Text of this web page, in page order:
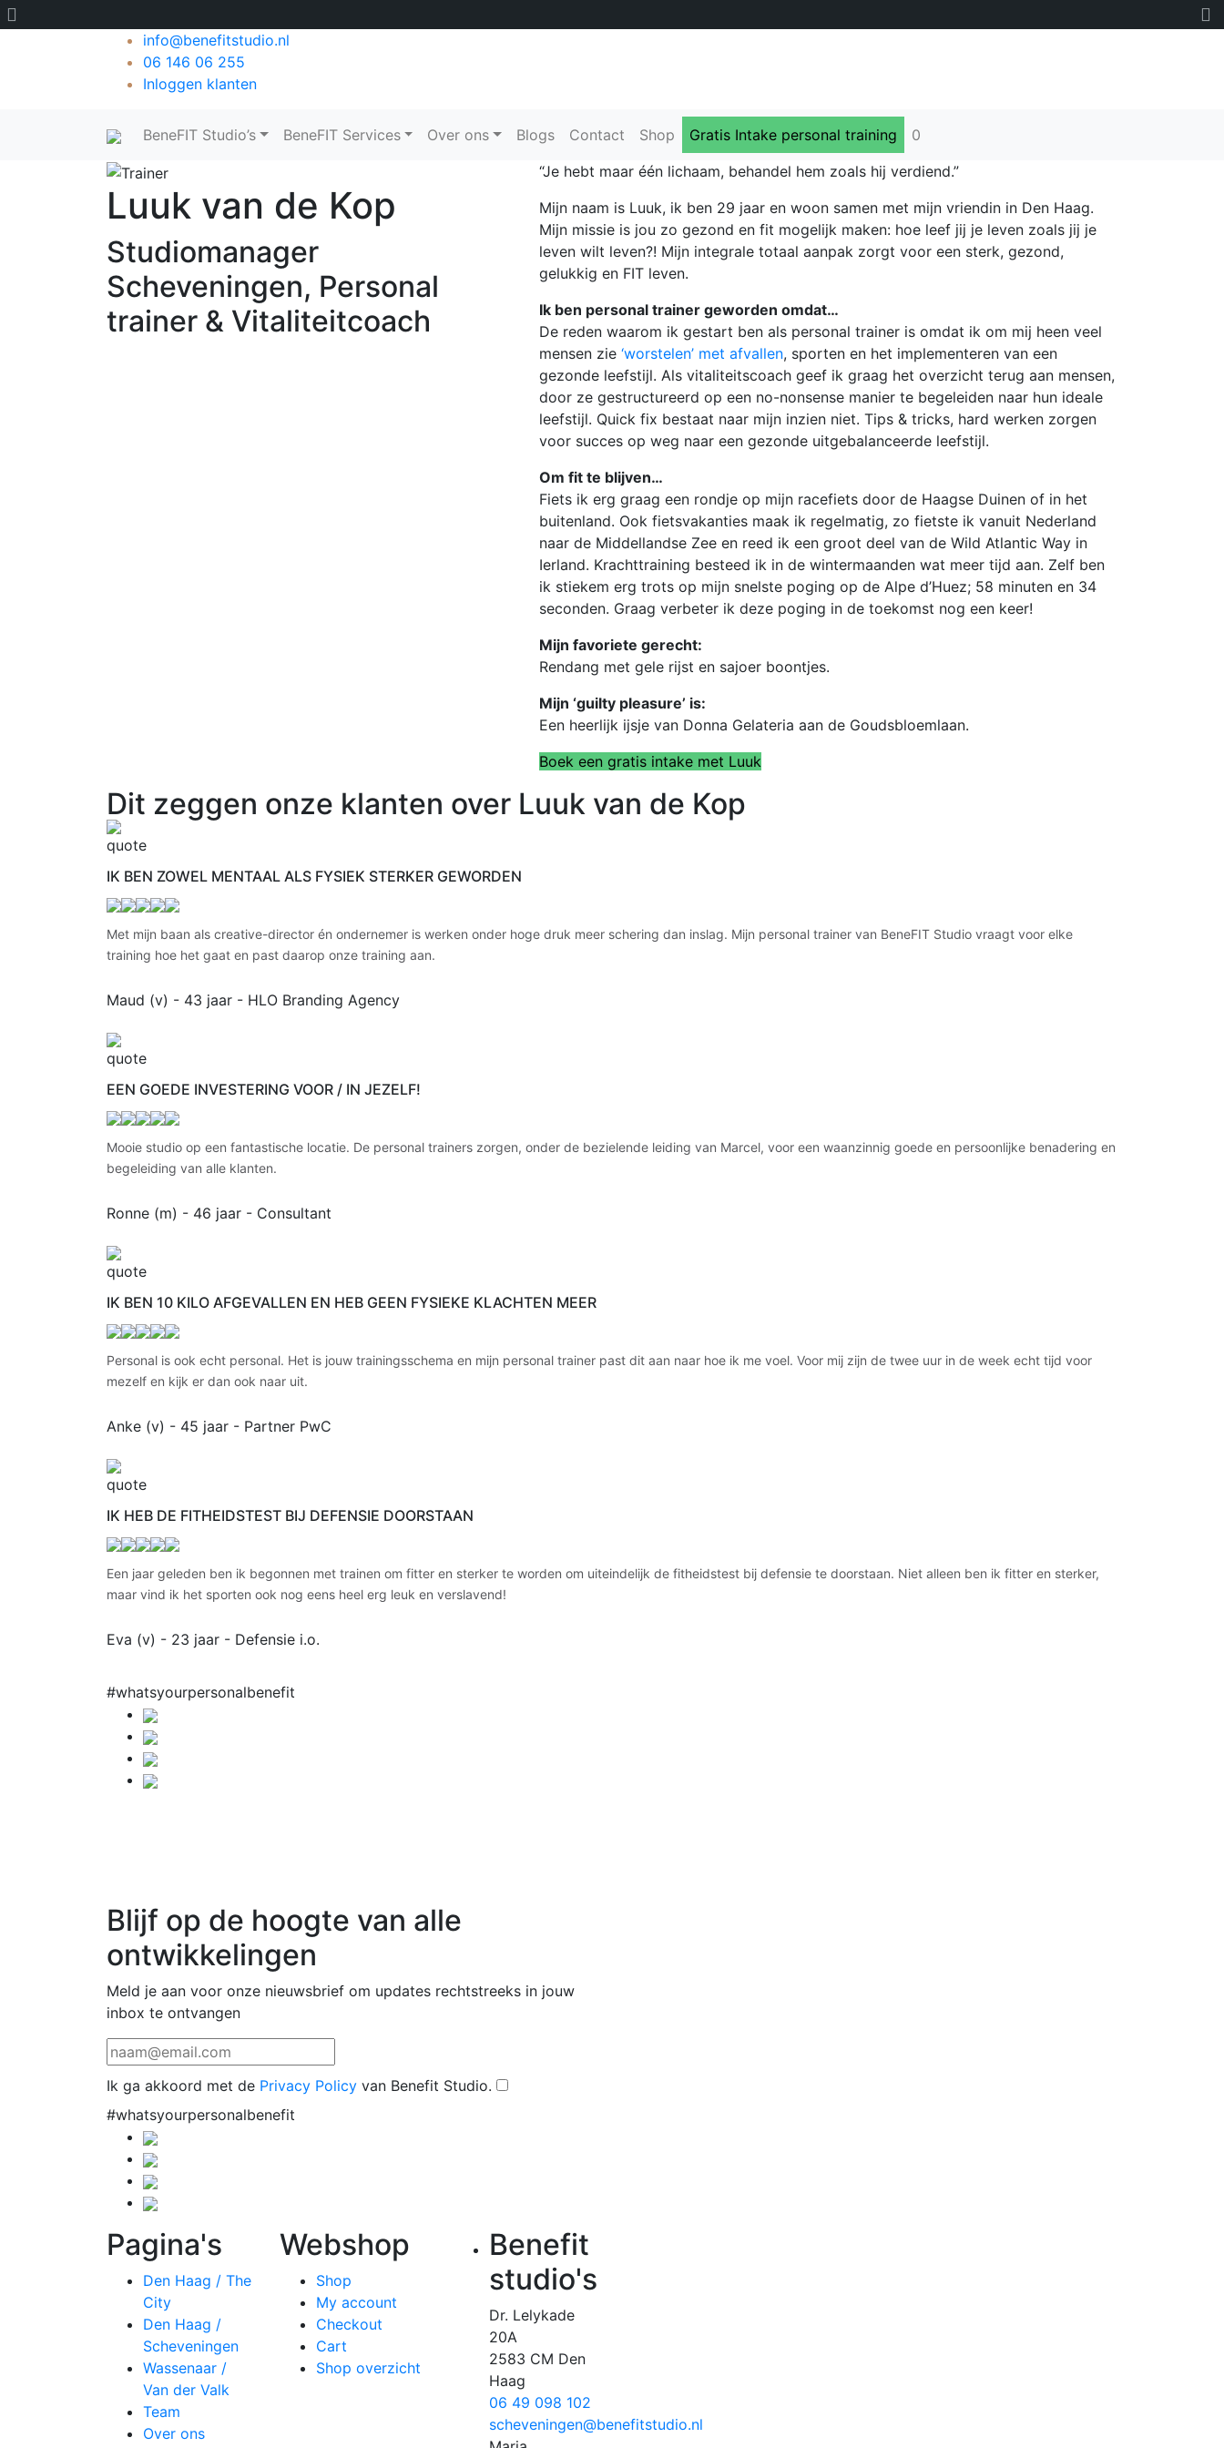
info@benefitstudio.nl
06 146 06 255
Inloggen klanten
Main Menu
BeneFIT Studio’s BeneFIT Services Over ons Blogs Contact Shop Gratis Intake personal training 0
Luuk van de Kop
Studiomanager
Scheveningen, Personal
trainer & Vitaliteitcoach
“Je hebt maar één lichaam, behandel hem zoals hij verdiend.”
Mijn naam is Luuk, ik ben 29 jaar en woon samen met mijn vriendin in Den Haag.
Mijn missie is jou zo gezond en fit mogelijk maken: hoe leef jij je leven zoals jij je
leven wilt leven?! Mijn integrale totaal aanpak zorgt voor een sterk, gezond,
gelukkig en FIT leven.
Ik ben personal trainer geworden omdat…
De reden waarom ik gestart ben als personal trainer is omdat ik om mij heen veel
mensen zie ‘worstelen’ met afvallen, sporten en het implementeren van een
gezonde leefstijl. Als vitaliteitscoach geef ik graag het overzicht terug aan mensen,
door ze gestructureerd op een no-nonsense manier te begeleiden naar hun ideale
leefstijl. Quick fix bestaat naar mijn inzien niet. Tips & tricks, hard werken zorgen
voor succes op weg naar een gezonde uitgebalanceerde leefstijl.
Om fit te blijven…
Fiets ik erg graag een rondje op mijn racefiets door de Haagse Duinen of in het
buitenland. Ook fietsvakanties maak ik regelmatig, zo fietste ik vanuit Nederland
naar de Middellandse Zee en reed ik een groot deel van de Wild Atlantic Way in
Ierland. Krachttraining besteed ik in de wintermaanden wat meer tijd aan. Zelf ben
ik stiekem erg trots op mijn snelste poging op de Alpe d’Huez; 58 minuten en 34
seconden. Graag verbeter ik deze poging in de toekomst nog een keer!
Mijn favoriete gerecht:
Rendang met gele rijst en sajoer boontjes.
Mijn ‘guilty pleasure’ is:
Een heerlijk ijsje van Donna Gelateria aan de Goudsbloemlaan.
Boek een gratis intake met Luuk
Dit zeggen onze klanten over Luuk van de Kop
IK BEN ZOWEL MENTAAL ALS FYSIEK STERKER GEWORDEN
Met mijn baan als creative-director én ondernemer is werken onder hoge druk meer schering dan inslag. Mijn personal trainer van BeneFIT Studio vraagt voor elke
training hoe het gaat en past daarop onze training aan.
Maud (v) - 43 jaar - HLO Branding Agency
EEN GOEDE INVESTERING VOOR / IN JEZELF!
Mooie studio op een fantastische locatie. De personal trainers zorgen, onder de bezielende leiding van Marcel, voor een waanzinnig goede en persoonlijke benadering en
begeleiding van alle klanten.
Ronne (m) - 46 jaar - Consultant
IK BEN 10 KILO AFGEVALLEN EN HEB GEEN FYSIEKE KLACHTEN MEER
Personal is ook echt personal. Het is jouw trainingsschema en mijn personal trainer past dit aan naar hoe ik me voel. Voor mij zijn de twee uur in de week echt tijd voor
mezelf en kijk er dan ook naar uit.
Anke (v) - 45 jaar - Partner PwC
IK HEB DE FITHEIDSTEST BIJ DEFENSIE DOORSTAAN
Een jaar geleden ben ik begonnen met trainen om fitter en sterker te worden om uiteindelijk de fitheidstest bij defensie te doorstaan. Niet alleen ben ik fitter en sterker,
maar vind ik het sporten ook nog eens heel erg leuk en verslavend!
Eva (v) - 23 jaar - Defensie i.o.
#whatsyourpersonalbenefit
Blijf op de hoogte van alle
ontwikkelingen
Meld je aan voor onze nieuwsbrief om updates rechtstreeks in jouw
inbox te ontvangen
Ik ga akkoord met de Privacy Policy van Benefit Studio.
#whatsyourpersonalbenefit
Pagina's
Den Haag / The
City
Den Haag /
Scheveningen
Wassenaar /
Van der Valk
Team
Over ons
Webshop
Shop
My account
Checkout
Cart
Shop overzicht
Benefit
studio's
Dr. Lelykade
20A
2583 CM Den
Haag
06 49 098 102
scheveningen@benefitstudio.nl